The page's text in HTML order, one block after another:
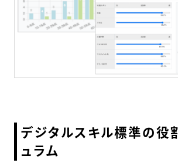
デジタルスキル標準の役
ュラム